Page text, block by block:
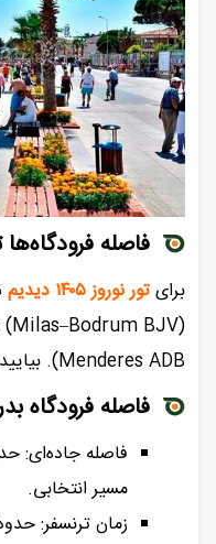
فاصله
برایتور نوروز ۱۴۰۵ دیدیم
Menderes ADB). بیایید فاصله‌ها را شفاف کنیم:
فاصله فرودگاه
مسیر انتخابی.